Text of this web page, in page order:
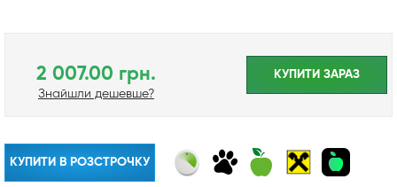
2 007.00 грн.
Знайшли дешевше?
КУПИТИ ЗАРАЗ
КУПИТИ В РОЗСТРОЧКУ